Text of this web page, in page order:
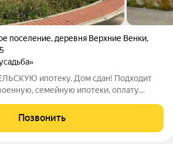
поселение, деревня Верхние Венки,
ипотеку. Дом сдан! Подходит
семейную ипотеки, оплату
Позвонить